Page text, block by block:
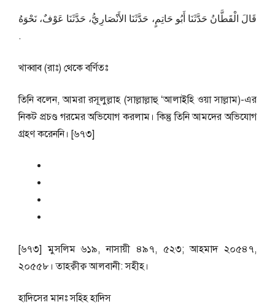
قَالَ الْقَطَّانُ حَدَّثَنَا أَبُو حَاتِمٍ، حَدَّثَنَا الأَنْصَارِيُّ، حَدَّثَنَا عَوْفٌ، نَحْوَهُ
‏.‏
খাব্বাব (রাঃ) থেকে বর্ণিতঃ
তিনি বলেন, আমরা রসূলুল্লাহ (সাল্লাল্লাহু ‘আলাইহি ওয়া সাল্লাম)-এর
নিকট প্রচণ্ড গরমের অভিযোগ করলাম। কিন্তু তিনি আমদের অভিযোগ
গ্রহণ করেননি। [৬৭৩]
[৬৭৩] মুসলিম ৬১৯, নাসায়ী ৪৯৭, ৫২৩; আহমাদ ২০৫৪৭,
২০৫৫৮। তাহক্বীক্ব আলবানী: সহীহ।
হাদিসের মানঃসহিহ হাদিস